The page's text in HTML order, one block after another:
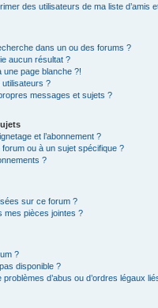
des utilisateurs de ma liste d’amis
dans un ou des forums ?
aucun résultat ?
une page blanche ?!
?
messages et sujets ?
et l’abonnement ?
ou à un sujet spécifique ?
?
sur ce forum ?
mes pièces jointes ?
?
disponible ?
d’abus ou d’ordres légaux